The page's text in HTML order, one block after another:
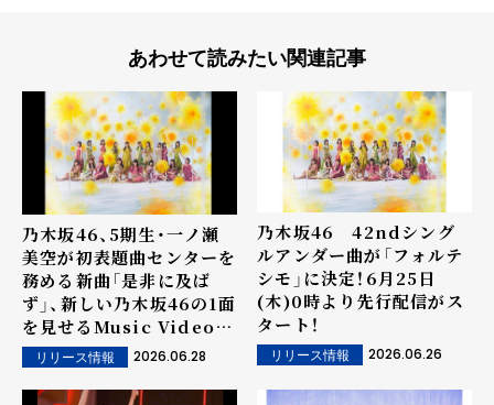
あわせて読みたい関連記事
乃木坂46、5期生・一ノ瀬
美空が初表題曲センターを
務める新曲「是非に及ば
ず」、新しい乃木坂46の1面
を見せるMusic Video公
開！リリース情報 2026.06.28
乃木坂46 42ndシング
ルアンダー曲が「フォルテ
シモ」に決定！6月25日
(木)0時より先行配信がス
タート！
リリース情報 2026.06.26